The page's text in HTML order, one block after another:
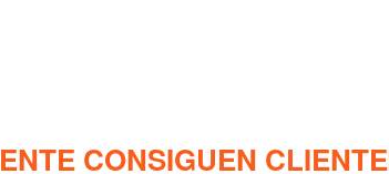
CONSIGUEN